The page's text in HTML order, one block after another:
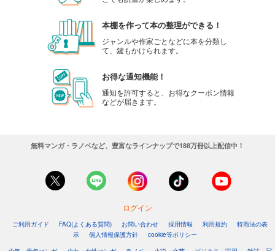
本棚を作って本の整理ができる！
ジャンルや作家ごとなどに本を分類し
て、鍵もかけられます。
お得な通知機能！
通知を許可すると、お得なクーポン情報
などが届きます。
無料マンガ・ラノベなど、豊富なラインナップで188万冊以上配信中！
ログイン
ご利用ガイド FAQ(よくある質問) お問い合わせ 採用情報 利用規約
特商法の表
示
個人情報保護方針
cookie等ポリシー